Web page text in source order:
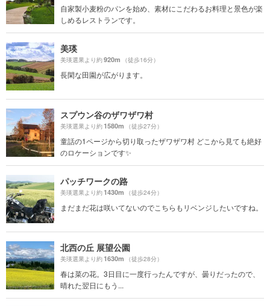
自家製小麦粉のパンを始め、素材にこだわるお料理と景色が楽
しめるレストランです。
美瑛
美瑛選果より約920m （徒歩16分）
長閑な田園が広がります。
スプウン谷のザワザワ村
美瑛選果より約1580m （徒歩27分）
童話の1ページから切り取ったザワザワ村 どこから見ても絶好
のロケーションです✨
パッチワークの路
美瑛選果より約1430m （徒歩24分）
まだまだ花は咲いてないのでこちらもリベンジしたいですね。
北西の丘 展望公園
美瑛選果より約1630m （徒歩28分）
春は菜の花。3日目に一度行ったんですが、曇りだったので、
晴れた翌日にもう...